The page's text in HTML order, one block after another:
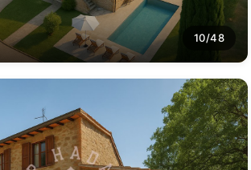
10/48